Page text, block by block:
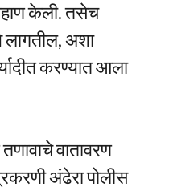
केली. तसेच
लागतील, अशा
करण्यात आला
वातावरण
अंढेरा पोलीस